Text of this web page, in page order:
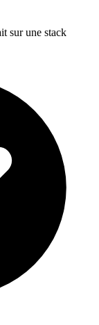
sur une stack